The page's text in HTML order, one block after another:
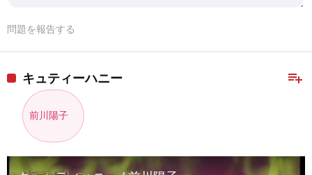
問題を報告する
playlist_add
キュティーハニー
前川陽子